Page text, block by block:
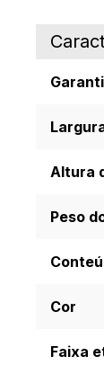
Altura
Peso
Cor
Faixa